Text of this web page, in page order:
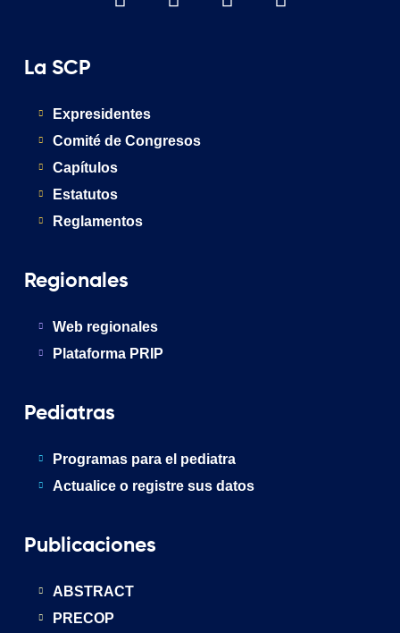
La SCP
Expresidentes
Comité de Congresos
Capítulos
Estatutos
Reglamentos
Regionales
Web regionales
Plataforma PRIP
Pediatras
Programas para el pediatra
Actualice o registre sus datos
Publicaciones
ABSTRACT
PRECOP